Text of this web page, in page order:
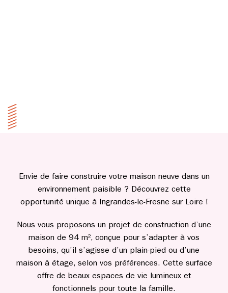
Envie de faire construire votre maison neuve dans un
environnement paisible ? Découvrez cette
opportunité unique à Ingrandes-le-Fresne sur Loire !
Nous vous proposons un projet de construction d’une
maison de 94 m², conçue pour s’adapter à vos
besoins, qu’il s’agisse d’un plain-pied ou d’une
maison à étage, selon vos préférences. Cette surface
offre de beaux espaces de vie lumineux et
fonctionnels pour toute la famille.